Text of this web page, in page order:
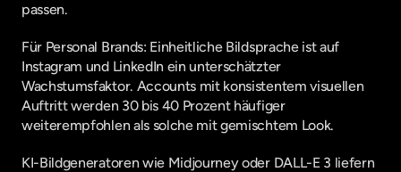
passen.
Für Personal Brands: Einheitliche Bildsprache ist auf
Instagram und LinkedIn ein unterschätzter
Wachstumsfaktor. Accounts mit konsistentem visuellen
Auftritt werden 30 bis 40 Prozent häufiger
weiterempfohlen als solche mit gemischtem Look.
KI-Bildgeneratoren wie Midjourney oder DALL-E 3 liefern